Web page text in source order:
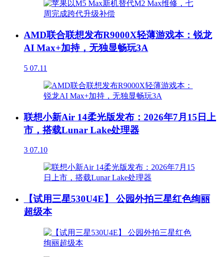
AMD联合联想发布R9000X轻薄游戏本：锐龙
AI Max+加持，无独显畅玩3A
5 07.11
联想小新Air 14柔光版发布：2026年7月15日上
市，搭载Lunar Lake处理器
3 07.10
【试用三星530U4E】 公园外拍三星红色绚丽
超级本